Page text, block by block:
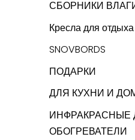
СБОРНИКИ
Кресла для отдыха
SNOVBORDS
ПОДАРКИ
ДЛЯ КУХНИ И
ИНФРАКРАСНЫЕ
ОБОГРЕВАТЕЛИ